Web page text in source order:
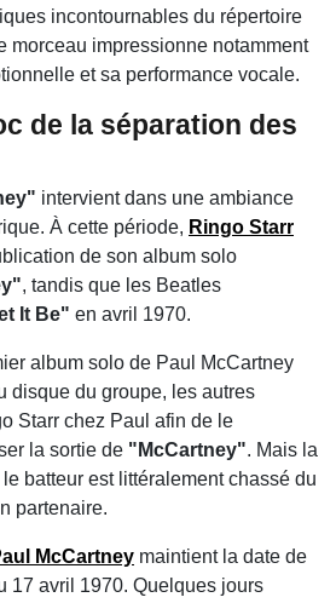
incontournables du répertoire
morceau impressionne notamment
et sa performance vocale.
de la séparation des
intervient dans une ambiance
À cette période, Ringo Starr
de son album solo
, tandis que les Beatles
It Be" en avril 1970.
album solo de Paul McCartney
disque du groupe, les autres
Starr chez Paul afin de le
la sortie de "McCartney". Mais la
batteur est littéralement chassé du
partenaire.
McCartney maintient la date de
17 avril 1970. Quelques jours